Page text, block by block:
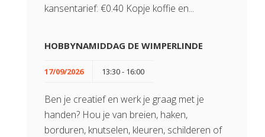
kansentarief: €0.40 Kopje koffie en...
HOBBYNAMIDDAG DE WIMPERLINDE
17/09/2026 13:30 - 16:00
Ben je creatief en werk je graag met je
handen? Hou je van breien, haken,
borduren, knutselen, kleuren, schilderen of